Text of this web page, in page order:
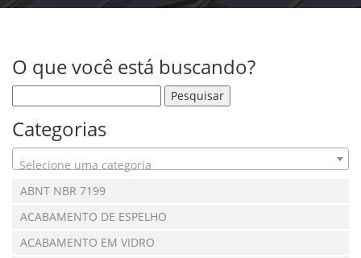
O que você está buscando?
Categorias
Selecione uma categoria
ABNT NBR 7199
ACABAMENTO DE ESPELHO
ACABAMENTO EM VIDRO